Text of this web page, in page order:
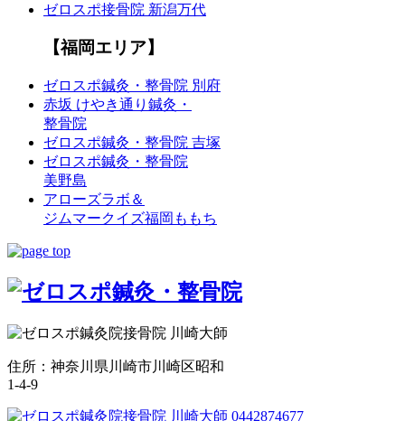
ゼロスポ接骨院 新潟万代
【福岡エリア】
ゼロスポ鍼灸・整骨院 別府
赤坂 けやき通り鍼灸・
整骨院
ゼロスポ鍼灸・整骨院 吉塚
ゼロスポ鍼灸・整骨院
美野島
アローズラボ＆
ジムマークイズ福岡ももち
住所：神奈川県川崎市川崎区昭和
1-4-9